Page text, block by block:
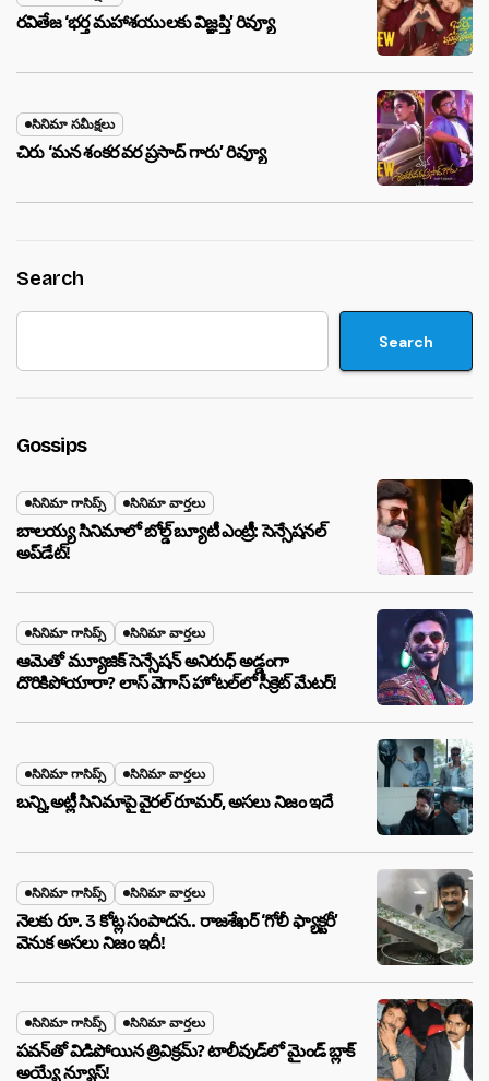
రవితేజ ‘భర్త మహాశయులకు విజ్ఞప్తి’ రివ్యూ
సినిమా సమీక్షలు
చిరు ‘మ‌న శంక‌ర వ‌ర ప్ర‌సాద్ గారు’ రివ్యూ
Search
Search
Gossips
సినిమా గాసిప్స్ సినిమా వార్తలు
బాలయ్య సినిమాలో బోల్డ్ బ్యూటీ ఎంట్రీ: సెన్సేషనల్
అప్‌డేట్!
సినిమా గాసిప్స్ సినిమా వార్తలు
ఆమెతో మ్యూజిక్ సెన్సేషన్ అనిరుధ్ అడ్డంగా
దొరికిపోయారా? లాస్ వెగాస్ హోటల్‌లో సీక్రెట్ మేటర్!
సినిమా గాసిప్స్ సినిమా వార్తలు
బన్ని,అట్లీ సినిమాపై వైరల్ రూమర్, అసలు నిజం ఇదే
సినిమా గాసిప్స్ సినిమా వార్తలు
నెలకు రూ. 3 కోట్ల సంపాదన.. రాజశేఖర్ ‘గోలీ ఫ్యాక్టరీ’
వెనుక అసలు నిజం ఇదీ!
సినిమా గాసిప్స్ సినిమా వార్తలు
పవన్‌తో విడిపోయిన త్రివిక్రమ్? టాలీవుడ్‌లో మైండ్ బ్లాక్
అయ్యే న్యూస్!